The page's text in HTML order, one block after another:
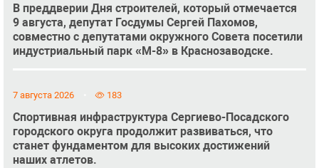
В преддверии Дня строителей, который отмечается
9 августа, депутат Госдумы Сергей Пахомов,
совместно с депутатами окружного Совета посетили
индустриальный парк «М-8» в Краснозаводске.
7 августа 2026 183
Спортивная инфраструктура Сергиево-Посадского
городского округа продолжит развиваться, что
станет фундаментом для высоких достижений
наших атлетов.